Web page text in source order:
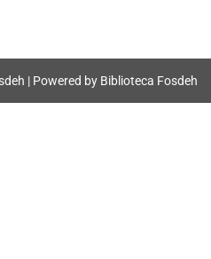
| Powered by Biblioteca Fosdeh